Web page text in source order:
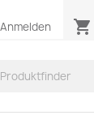
Anmelden shopping_cart